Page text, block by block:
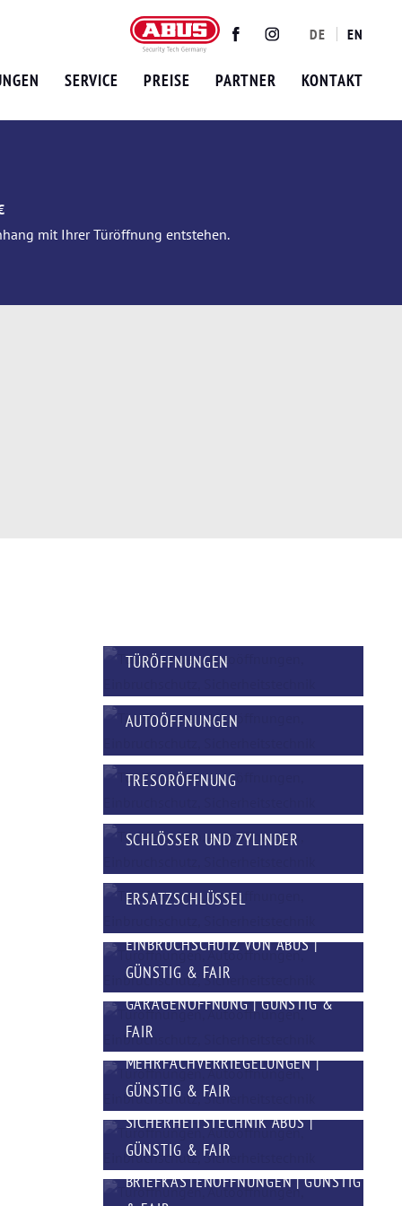
TwitterFacebookInstagram
DE EN
SERVICE PREISE PARTNER KONTAKT
mit Ihrer Türöffnung entstehen.
TÜRÖFFNUNGEN
AUTOÖFFNUNGEN
TRESORÖFFNUNG
SCHLÖSSER UND ZYLINDER
ERSATZSCHLÜSSEL
EINBRUCHSCHUTZ VON ABUS |
GÜNSTIG & FAIR
GARAGENÖFFNUNG | GÜNSTIG &
FAIR
MEHRFACHVERRIEGELUNGEN |
GÜNSTIG & FAIR
SICHERHEITSTECHNIK ABUS |
GÜNSTIG & FAIR
BRIEFKASTENÖFFNUNGEN | GÜNSTIG